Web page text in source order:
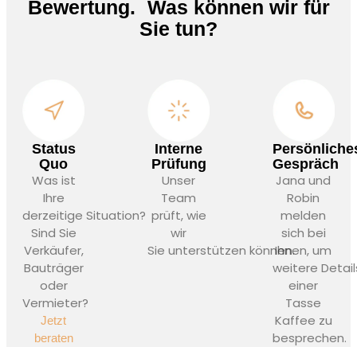
Bewertung. Was können wir für
Sie tun?
Status
Quo
Was ist
Ihre
derzeitige Situation?
Sind Sie
Verkäufer,
Bauträger
oder
Vermieter?
Jetzt
beraten
Interne
Prüfung
Unser
Team
prüft, wie
wir
Sie unterstützen können.
Gespräch
Jana und
Robin
melden
sich bei
Ihnen, um
weitere
einer
Tasse
Kaffee zu
besprechen.